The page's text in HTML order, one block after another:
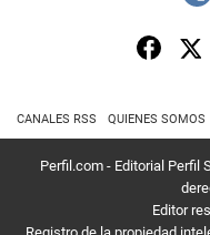
CANALES RSS QUIENES SOMOS
Perfil.com - Editorial Perfil
Editor